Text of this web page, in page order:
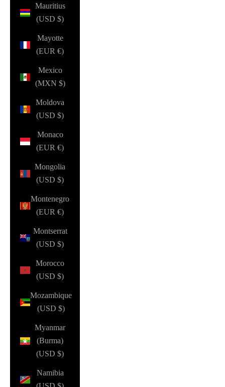
Mauritius
(USD $)
Mayotte
(EUR €)
Mexico
(MXN $)
Moldova
(USD $)
Monaco
(EUR €)
Mongolia
(USD $)
Montenegro
(EUR €)
Montserrat
(USD $)
Morocco
(USD $)
Mozambique
(USD $)
Myanmar
(Burma)
(USD $)
Namibia